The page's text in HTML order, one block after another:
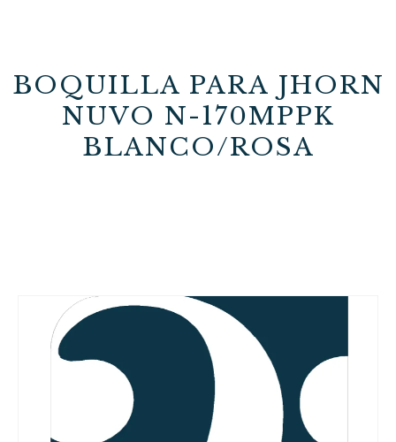
BOQUILLA PARA JHORN
NUVO N-170MPPK
BLANCO/ROSA